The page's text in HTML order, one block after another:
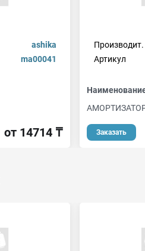
ashika
ma00041
от 14714 ₸
Производит.
Артикул
Заказать